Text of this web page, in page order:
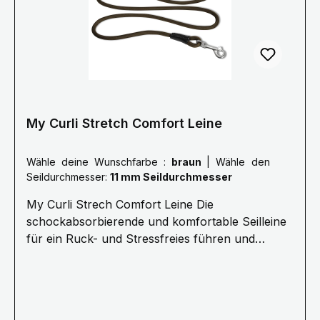
maßgeblich reduziert. Kern und Mantel des Seils
sind flexibel. Das ist komfortabler für alle und
sichert dabei die Kommando-Übertragung.
My Curli Stretch Comfort Leine
Wähle deine Wunschfarbe : braun
Seildurchmesser: 11 mm Seildurchmesser
My Curli Strech Comfort Leine Die
schockabsorbierende und komfortable Seilleine
für ein Ruck- und Stressfreies führen und